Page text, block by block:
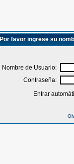
Por favor ingrese su
Nombre de Usuario:
Contraseña:
Entrar